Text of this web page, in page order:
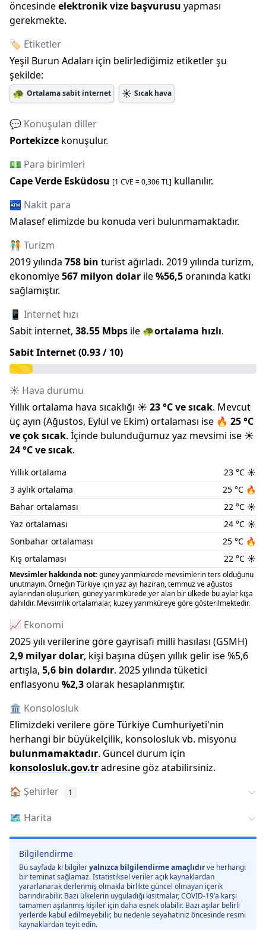
öncesindeelektronik vize başvurusu yapması
gerekmekte.
🏷️ Etiketler
Yeşil Burun Adaları için belirlediğimiz etiketler şu
şekilde:
🐢 Ortalama sabit internet ☀️ Sıcak hava
💬 Konuşulan diller
Portekizce konuşulur.
💵 Para birimleri
Cape Verde Esküdosu [1 CVE =0,306TL] kullanılır.
🏧 Nakit para
Malasef elimizde bu konuda veri bulunmamaktadır.
🧑‍🤝‍🧑 Turizm
2019yılında 758 bin turist ağırladı. 2019yılında turizm,
ekonomiye567 milyon dolar ile%56,5oranında katkı
sağlamıştır.
📱 Internet hızı
Sabit internet, 38.55 Mbps ile 🐢ortalama hızlı.
Sabit Internet (0.93/ 10)
☀️ Hava durumu
Yıllık ortalama hava sıcaklığı ☀️ 23°C vesıcak. Mevcut
üç ayın (Ağustos, Eylül ve Ekim) ortalaması ise 🔥 25°C
veçok sıcak. İçinde bulunduğumuz yaz mevsimi ise ☀️
24°C vesıcak.
Yıllık ortalama 23 °C ☀️
3 aylık ortalama
25 °C 🔥
Bahar ortalaması
22 °C ☀️
Yaz ortalaması
24 °C ☀️
Sonbahar ortalaması
25 °C 🔥
Kış ortalaması
22 °C ☀️
Mevsimler hakkında not:güney yarımkürede mevsimlerin ters olduğunu
unutmayın. Örneğin Türkiye için yaz ayı haziran, temmuz ve ağustos
aylarından oluşurken, güney yarımkürede yer alan bir ülkede bu aylar kışa
dahildir. Mevsimlik ortalamalar, kuzey yarımküreye göre gösterilmektedir.
📈 Ekonomi
2025yılı verilerine göre gayrisafi milli hasılası (GSMH)
2,9 milyardolar, kişi başına düşen yıllık gelir ise %5,6
artışla, 5,6 bin dolardır. 2025yılında tüketici
enflasyonu %2,3olarak hesaplanmıştır.
🏛️ Konsolosluk
Elimizdeki verilere göre Türkiye Cumhuriyeti'nin
herhangi bir büyükelçilik, konsolosluk vb. misyonu
bulunmamaktadır. Güncel durum için
konsolosluk.gov.tradresine göz atabilirsiniz.
🏠 Şehirler 1
🗺️ Harita
Bilgilendirme
Bu sayfada ki bilgileryalnızca bilgilendirme amaçlıdırve herhangi
bir teminat sağlamaz. İstatistiksel veriler açık kaynaklardan
yararlanarak derlenmiş olmakla birlikte güncel olmayan içerik
barındırabilir. Bazı ülkelerin uyguladığı kısıtmalar, COVID-19’a karşı
tamamen aşılanmış kişiler için daha esnek olabilir. Bazı aşılar belirli
yerlerde kabul edilmeyebilir, bu nedenle seyahatiniz öncesinde resmi
kaynaklardan teyit edin.